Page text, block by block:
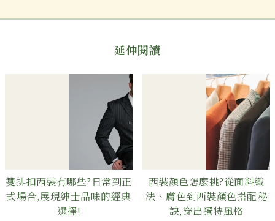
延伸閱讀
雙排扣西裝有哪些?日常到正
式場合,展現紳士品味的經典
選擇!
西裝顏色怎麼挑?從面料織
法、膚色到西裝顏色搭配秘
訣,穿出獨特風格